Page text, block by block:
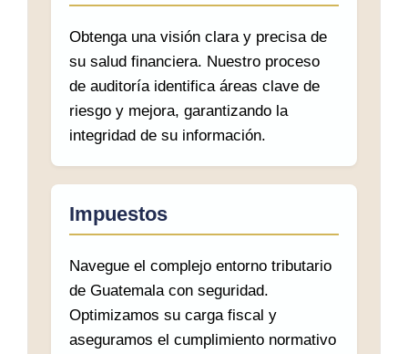
Obtenga una visión clara y precisa de
su salud financiera. Nuestro proceso
de auditoría identifica áreas clave de
riesgo y mejora, garantizando la
integridad de su información.
Impuestos
Navegue el complejo entorno tributario
de Guatemala con seguridad.
Optimizamos su carga fiscal y
aseguramos el cumplimiento normativo